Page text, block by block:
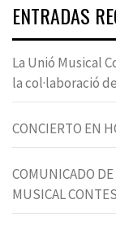
ENTRADAS
La Unió Musical
la col·laboració
CONCIERTO EN
COMUNICADO
MUSICAL